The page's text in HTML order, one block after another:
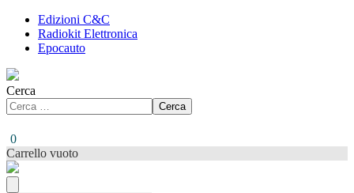
Edizioni C&C
Radiokit Elettronica
Epocauto
Cerca
Cerca
0
Carrello vuoto